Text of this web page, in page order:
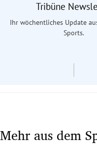
Tribüne
Ihr wöchentliches Update
Sports.
Mehr aus dem